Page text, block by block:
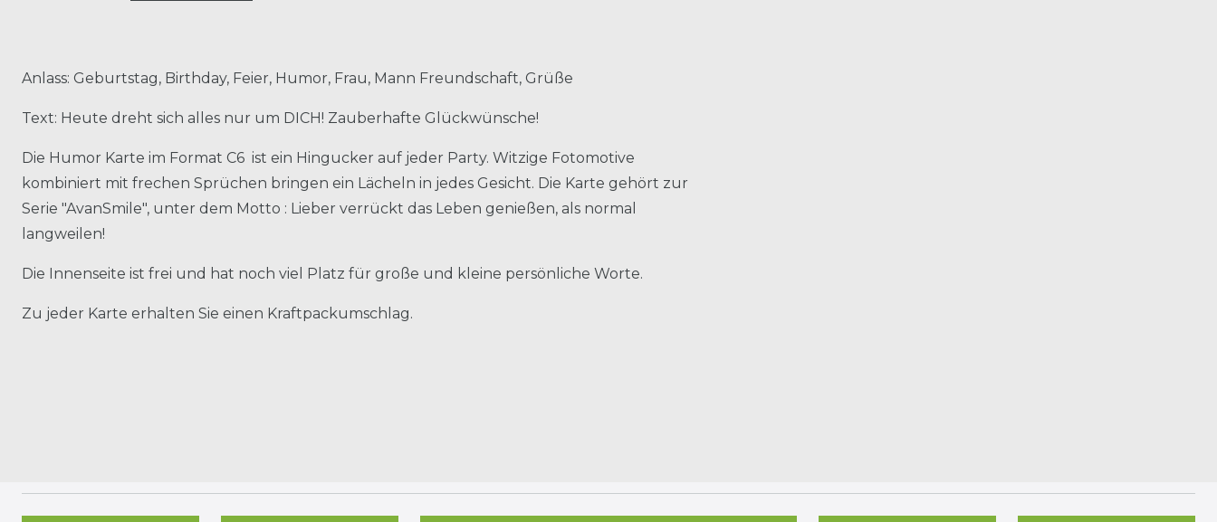
Anlass: Geburtstag, Birthday, Feier, Humor, Frau, Mann Freundschaft, Grüße
Text: Heute dreht sich alles nur um DICH! Zauberhafte Glückwünsche!
Die Humor Karte im Format C6 ist ein Hingucker auf jeder Party. Witzige Fotomotive
kombiniert mit frechen Sprüchen bringen ein Lächeln in jedes Gesicht. Die Karte gehört zur
Serie "AvanSmile", unter dem Motto : Lieber verrückt das Leben genießen, als normal
langweilen!
Die Innenseite ist frei und hat noch viel Platz für große und kleine persönliche Worte.
Zu jeder Karte erhalten Sie einen Kraftpackumschlag.